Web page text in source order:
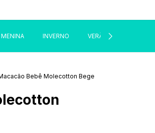
MENINA INVERNO VERÃO
Bebê Molecotton Bege